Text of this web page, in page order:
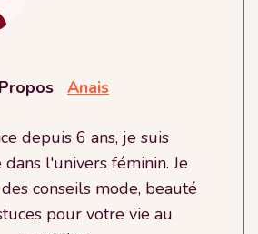
Anais
depuis 6 ans, je suis
dans l'univers féminin. Je
conseils mode, beauté
pour votre vie au